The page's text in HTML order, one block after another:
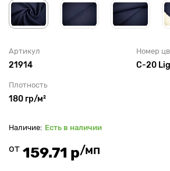
Артикул
21914
Номер
С-20
Плотность
180 гр/м²
Есть в наличии
от 159.71 р/мп